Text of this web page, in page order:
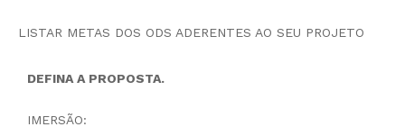
LISTAR METAS DOS ODS ADERENTES AO SEU PROJETO
DEFINA A PROPOSTA.
IMERSÃO: